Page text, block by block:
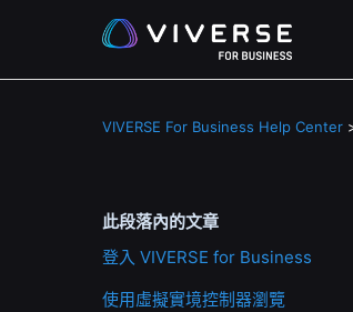
VIVERSE For Business Help Center
此段落內的文章
登入 VIVERSE for Business
使用虛擬實境控制器瀏覽